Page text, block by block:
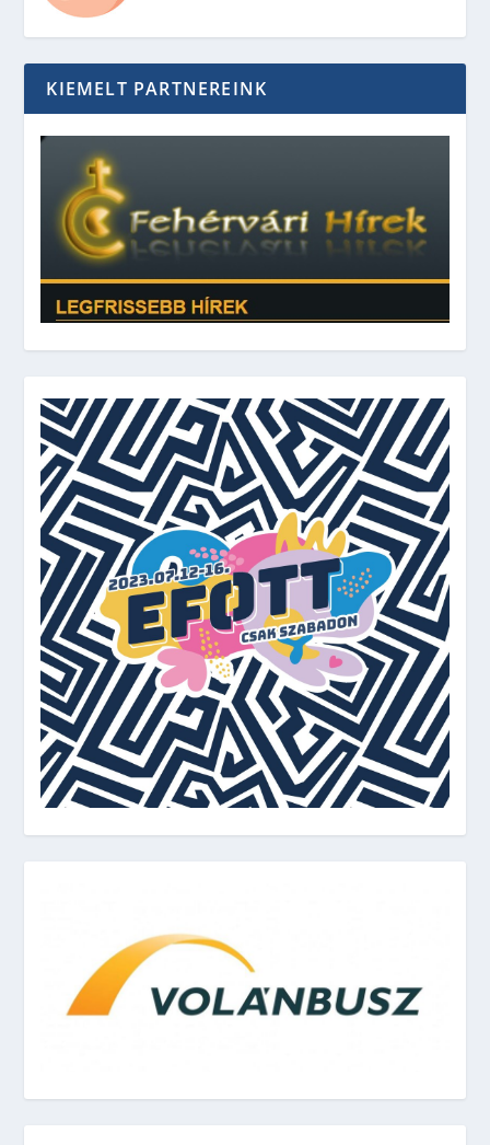
KIEMELT PARTNEREINK